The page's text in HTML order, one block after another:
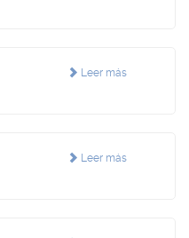
Leer más
Leer más